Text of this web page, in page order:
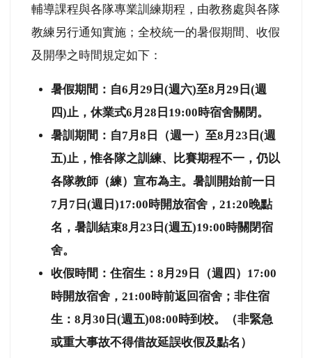
輔導課程與各隊專業訓練期程，由教務處與各隊
教練另行通知實施；全校統一的暑假期間、收假
及開學之時間規定如下：
暑假期間：自6月29日(週六)至8月29日(週
四)止，休業式6月28日19:00時宿舍關閉。
暑訓期間：自7月8日（週一）至8月23日(週
五)止，惟各隊之訓練、比賽期程不一，仍以
各隊教師（練）宣布為主。暑訓開始前一日
7月7日(週日)17:00時開放宿舍，21:20晚點
名，暑訓結束8月23日(週五)19:00時關閉宿
舍。
收假時間：住宿生：8月29日（週四）17:00
時開放宿舍，21:00時前返回宿舍；非住宿
生：8月30日(週五)08:00時到校。（非緊急
或重大事故不得借故延誤收假及點名）